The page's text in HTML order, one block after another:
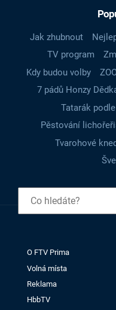
Jak zhubnout
TV program
Kdy budou volby
7 pádů Honzy
Tatarák
Pěstování
Tvarohové
O FTV Prima
Volná místa
Reklama
HbbTV